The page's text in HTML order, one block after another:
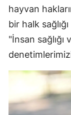
hayvan
bir halk
"İnsan sağlığı